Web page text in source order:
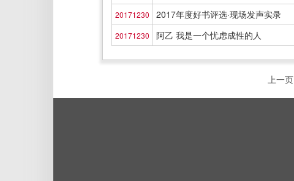
20171230 2017年度好书评选·现场发声实录
20171230 阿乙 我是一个忧虑成性的人
上一页